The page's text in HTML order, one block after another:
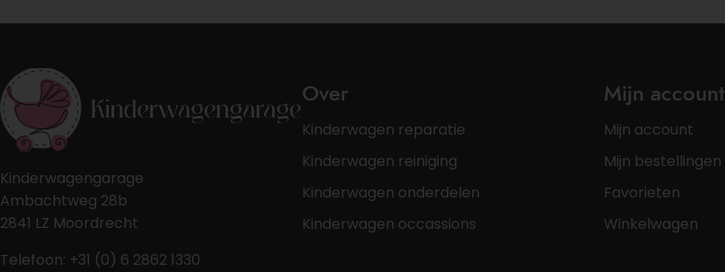
Kinderwagengarage
Ambachtweg 28b
2841 LZ Moordrecht
Telefoon: +31 (0) 6 2862 1330
Over
Kinderwagen reparatie
Kinderwagen reiniging
Kinderwagen onderdelen
Kinderwagen occassions
Mijn account
Mijn account
Mijn bestellingen
Favorieten
Winkelwagen